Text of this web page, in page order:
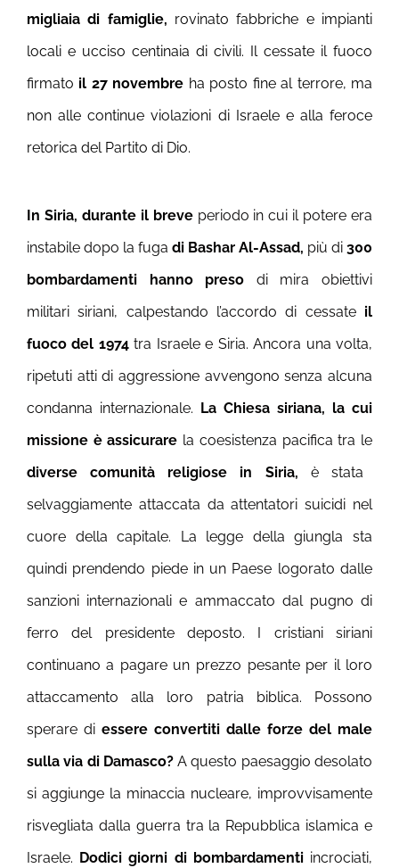
migliaia di famiglie, rovinato fabbriche e impianti
locali e ucciso centinaia di civili. Il cessate il fuoco
firmato il 27 novembre ha posto fine al terrore, ma
non alle continue violazioni di Israele e alla feroce
retorica del Partito di Dio.
In Siria, durante il breveperiodo in cui il potere era
instabile dopo la fuga di Bashar Al-Assad, più di300
bombardamenti hanno preso di mira obiettivi
militari siriani, calpestando l’accordo di cessateil
fuoco del 1974tra Israele e Siria. Ancora una volta,
ripetuti atti di aggressione avvengono senza alcuna
condanna internazionale.
La Chiesa siriana, la cui
missione è assicurare la coesistenza pacifica tra le
diverse comunità religiose in Siria, è stata
selvaggiamente attaccata da attentatori suicidi nel
cuore della capitale.
La legge della giungla sta
quindi prendendo piede in un Paese logorato dalle
sanzioni internazionali e ammaccato dal pugno di
ferro del presidente deposto. I cristiani siriani
continuano a pagare un prezzo pesante per il loro
attaccamento alla loro patria biblica. Possono
sperare di essere convertiti dalle forze del male
sulla via di Damasco?A questo paesaggio desolato
si aggiunge la minaccia nucleare, improvvisamente
risvegliata dalla guerra tra la Repubblica islamica e
Israele. Dodici giorni di bombardamentiincrociati,